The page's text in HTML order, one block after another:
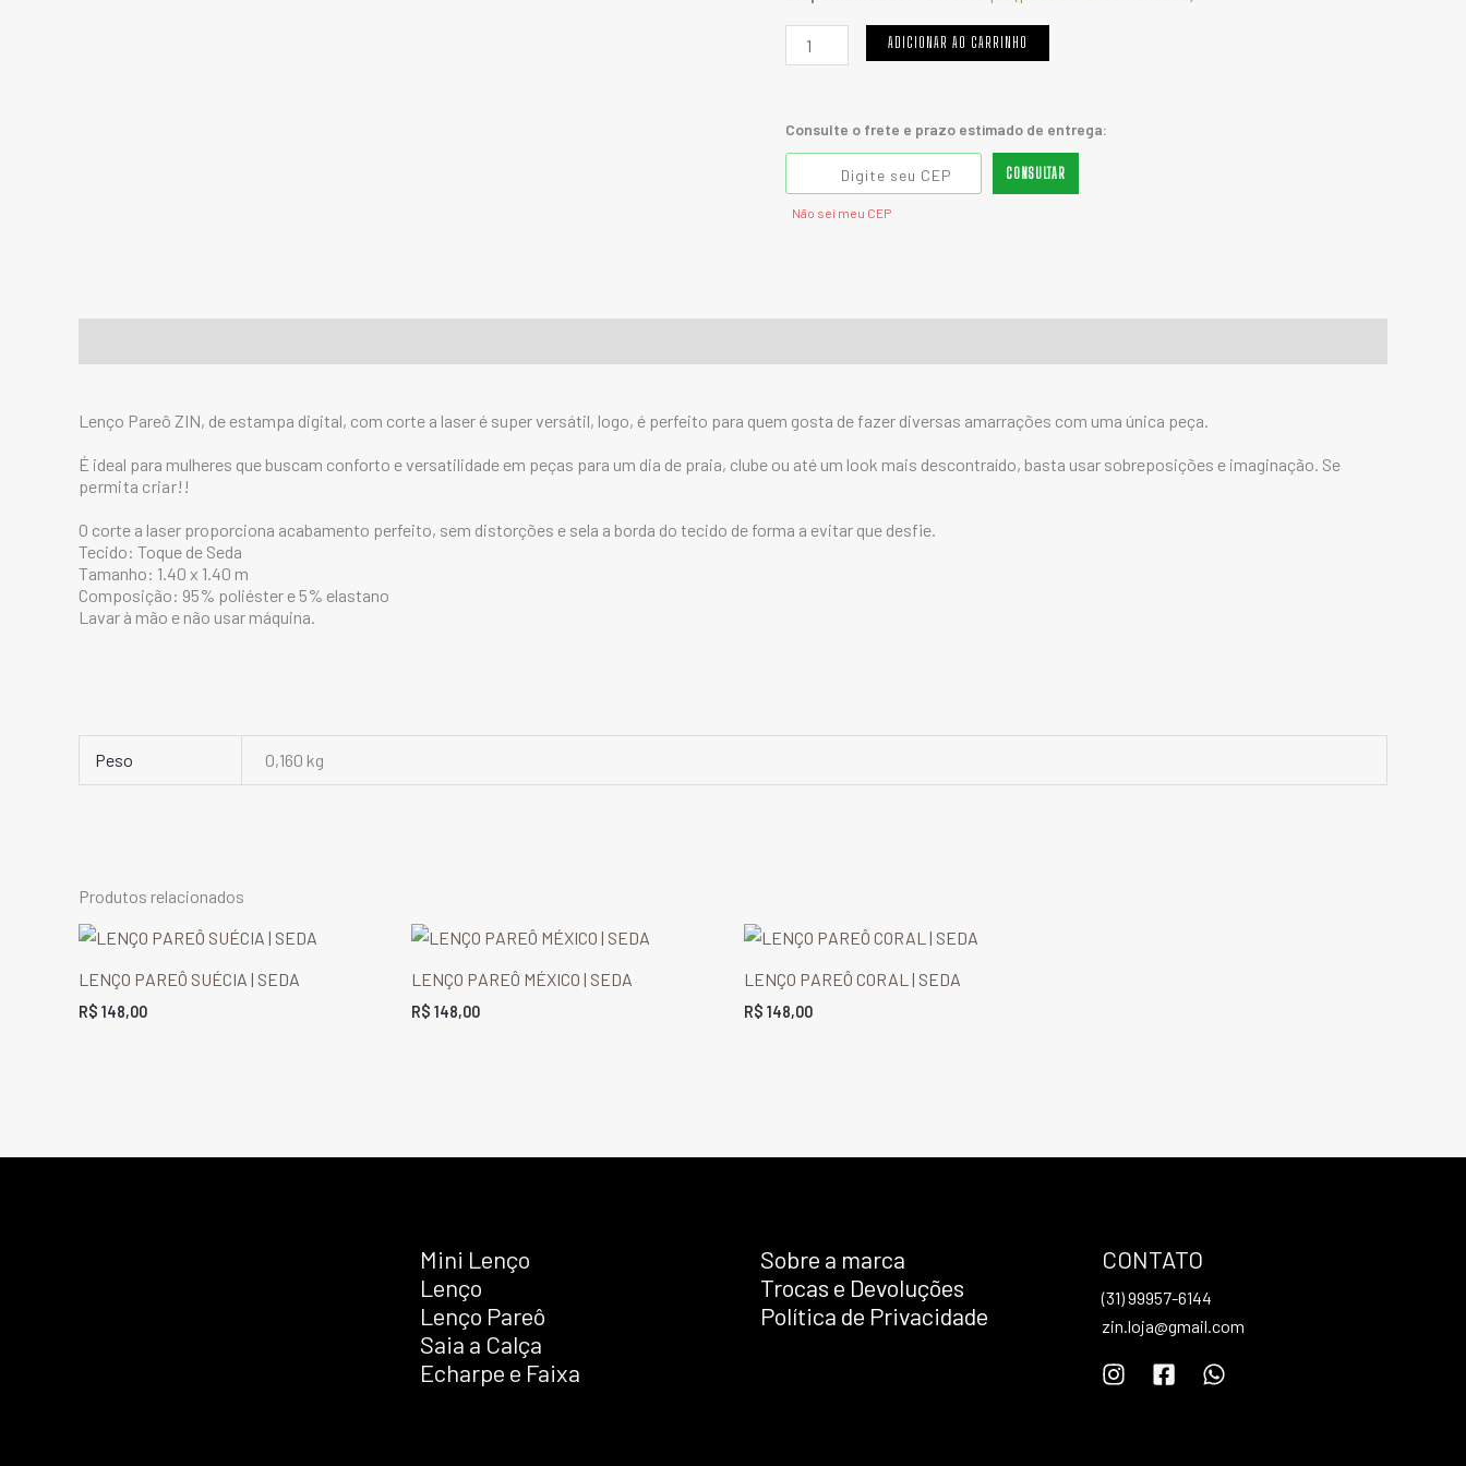
ADICIONAR AO CARRINHO
Consulte o frete e prazo estimado de entrega:
CONSULTAR
Não sei meu CEP
Lenço Pareô ZIN, de estampa digital, com corte a laser é super versátil, logo, é perfeito para quem gosta de fazer diversas amarrações com uma única peça.
É ideal para mulheres que buscam conforto e versatilidade em peças para um dia de praia, clube ou até um look mais descontraído, basta usar sobreposições e imaginação. Se
permita criar!!
O corte a laser proporciona acabamento perfeito, sem distorções e sela a borda do tecido de forma a evitar que desfie.
Tecido: Toque de Seda
Tamanho: 1.40 x 1.40 m
Composição: 95% poliéster e 5% elastano
Lavar à mão e não usar máquina.
Peso 0,160 kg
Produtos relacionados
LENÇO PAREÔ SUÉCIA | SEDA
R$ 148,00
LENÇO PAREÔ MÉXICO | SEDA
R$ 148,00
LENÇO PAREÔ CORAL | SEDA
R$ 148,00
Mini Lenço
Lenço
Lenço Pareô
Saia a Calça
Echarpe e Faixa
Sobre a marca
Trocas e Devoluções
Política de Privacidade
CONTATO
(31) 99957-6144
zin.loja@gmail.com